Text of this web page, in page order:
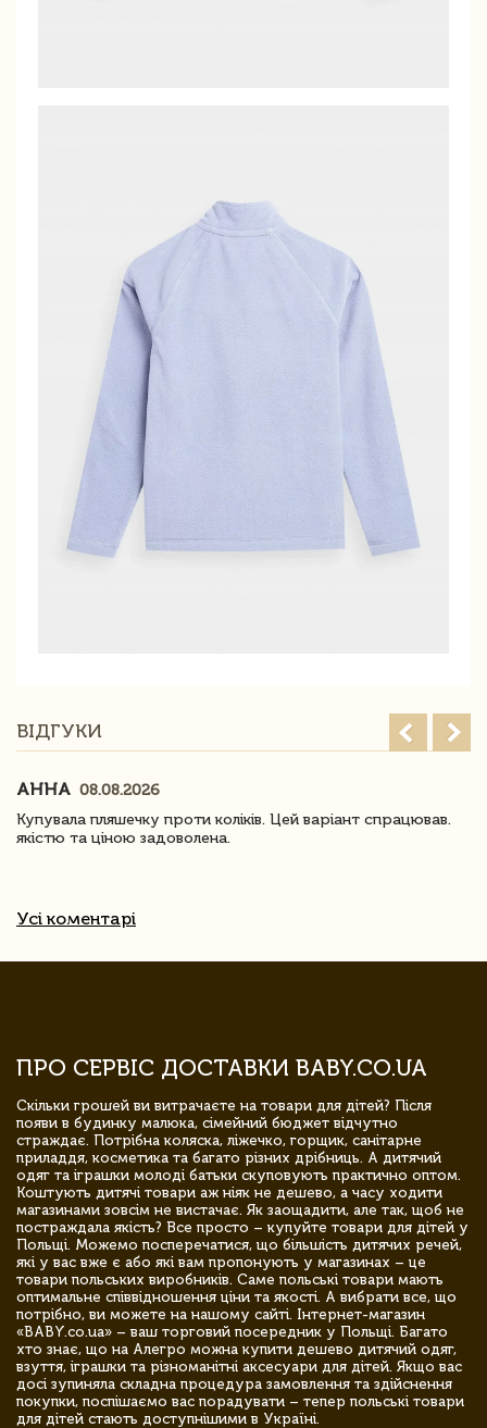
ВІДГУКИ
АННА 08.08.2026
Купувала пляшечку проти коліків. Цей варіант спрацював.
якістю та ціною задоволена.
Усі коментарі
ПРО СЕРВІС ДОСТАВКИ BABY.CO.UA
Скільки грошей ви витрачаєте на товари для дітей? Після
появи в будинку малюка, сімейний бюджет відчутно
страждає. Потрібна коляска, ліжечко, горщик, санітарне
приладдя, косметика та багато різних дрібниць. А дитячий
одяг та іграшки молоді батьки скуповують практично оптом.
Коштують дитячі товари аж ніяк не дешево, а часу ходити
магазинами зовсім не вистачає. Як заощадити, але так, щоб не
постраждала якість? Все просто – купуйте товари для дітей у
Польщі. Можемо посперечатися, що більшість дитячих речей,
які у вас вже є або які вам пропонують у магазинах – це
товари польських виробників. Саме польські товари мають
оптимальне співвідношення ціни та якості. А вибрати все, що
потрібно, ви можете на нашому сайті. Інтернет-магазин
«BABY.co.ua» – ваш торговий посередник у Польщі. Багато
хто знає, що на Алегро можна купити дешево дитячий одяг,
взуття, іграшки та різноманітні аксесуари для дітей. Якщо вас
досі зупиняла складна процедура замовлення та здійснення
покупки, поспішаємо вас порадувати – тепер польські товари
для дітей стають доступнішими в Україні.